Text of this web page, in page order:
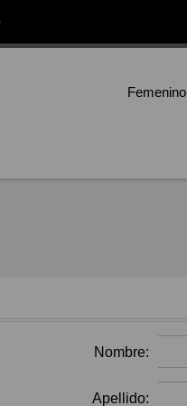
Femenino
Nombre:
Apellido: